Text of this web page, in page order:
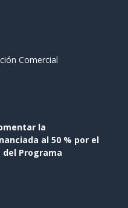
Comercial
la
al 50 % por el
del Programa